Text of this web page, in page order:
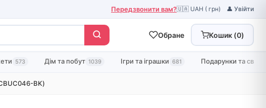
Передзвонити вам?🇺🇦 UAH ( грн) 👤 Увійти
Обране Кошик (0)
573 Дім та побут 1039 Ігри та іграшки 681 Подарунки та свята
BK)